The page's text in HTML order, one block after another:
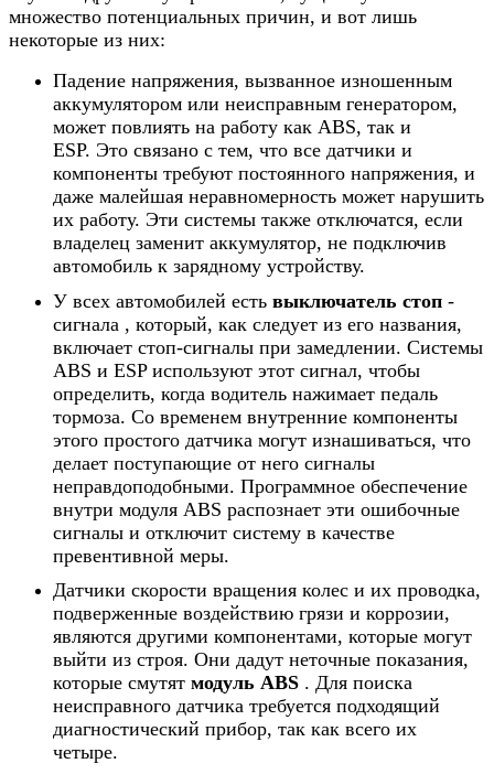
множество потенциальных причин, и вот лишь
некоторые из них:
Падение напряжения, вызванное изношенным
аккумулятором или неисправным генератором,
может повлиять на работу как ABS, так и
ESP. Это связано с тем, что все датчики и
компоненты требуют постоянного напряжения, и
даже малейшая неравномерность может нарушить
их работу. Эти системы также отключатся, если
владелец заменит аккумулятор, не подключив
автомобиль к зарядному устройству.
У всех автомобилей есть выключатель стоп -
сигнала , который, как следует из его названия,
включает стоп-сигналы при замедлении. Системы
ABS и ESP используют этот сигнал, чтобы
определить, когда водитель нажимает педаль
тормоза. Со временем внутренние компоненты
этого простого датчика могут изнашиваться, что
делает поступающие от него сигналы
неправдоподобными. Программное обеспечение
внутри модуля ABS распознает эти ошибочные
сигналы и отключит систему в качестве
превентивной меры.
Датчики скорости вращения колес и их проводка,
подверженные воздействию грязи и коррозии,
являются другими компонентами, которые могут
выйти из строя. Они дадут неточные показания,
которые смутят модуль ABS . Для поиска
неисправного датчика требуется подходящий
диагностический прибор, так как всего их
четыре.